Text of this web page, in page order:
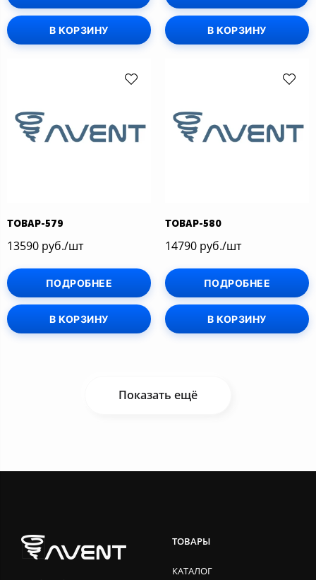
В КОРЗИНУ В КОРЗИНУ
ТОВАР-579
13590 руб./шт
ПОДРОБНЕЕ
В КОРЗИНУ
ТОВАР-580
14790 руб./шт
ПОДРОБНЕЕ
В КОРЗИНУ
Показать ещё
ТОВАРЫ
КАТАЛОГ